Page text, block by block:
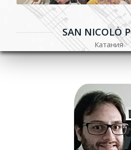
SAN NICOLÒ
Катания